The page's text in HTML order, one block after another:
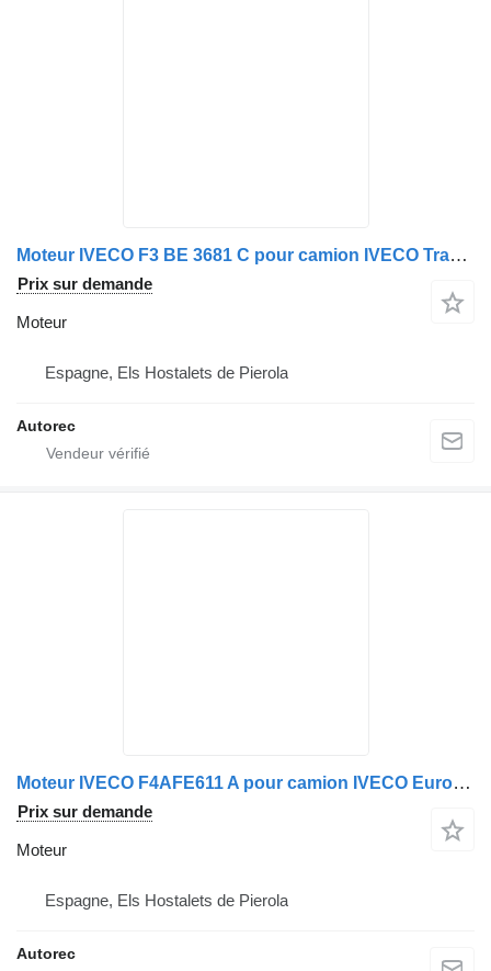
Moteur IVECO F3 BE 3681 C pour camion IVECO Trakker 380T45
Prix sur demande
Moteur
Espagne, Els Hostalets de Pierola
Autorec
Moteur IVECO F4AFE611 A pour camion IVECO Eurocargo 140E22
Prix sur demande
Moteur
Espagne, Els Hostalets de Pierola
Autorec